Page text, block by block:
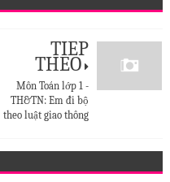
TIẾP
THEO
Môn Toán lớp 1 -
TH&TN: Em đi bộ
theo luật giao thông